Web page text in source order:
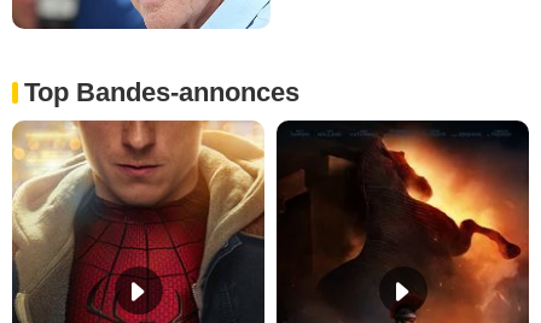
Top Bandes-annonces